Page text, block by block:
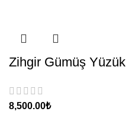
Zihgir Gümüş Yüzük
₺